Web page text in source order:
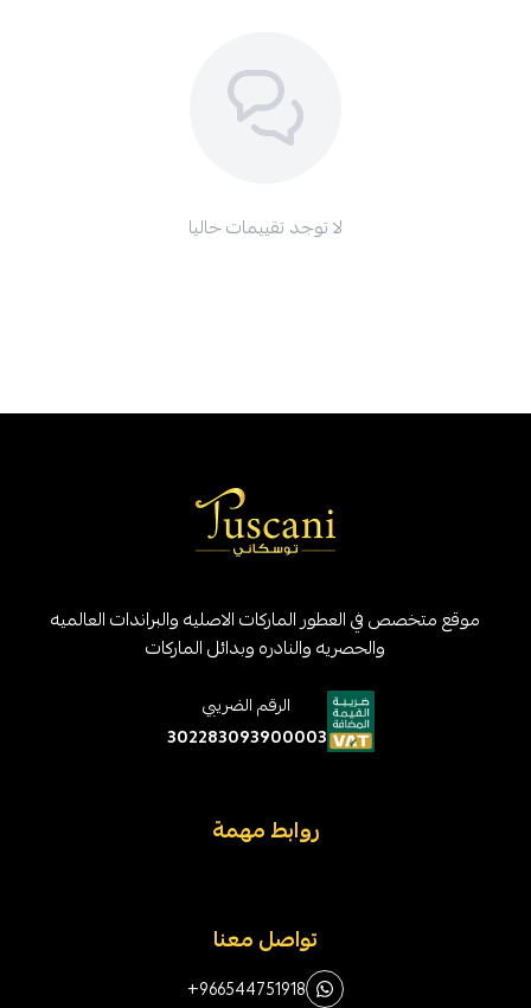
لا توجد تقييمات حاليا
موقع متخصص في العطور الماركات الاصليه والبراندات العالميه
والحصريه والنادره وبدائل الماركات
الرقم الضريبي
302283093900003
روابط مهمة
تواصل معنا
+966544751918